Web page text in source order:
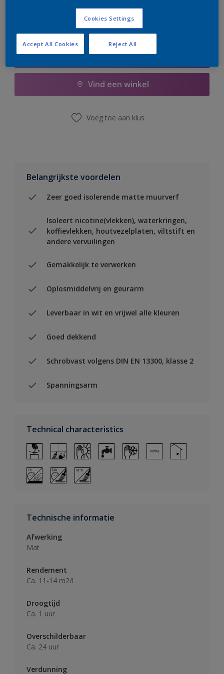
Boodschappenlijst
Vind een winkel
Voeg toe aan klus
Belangrijkste voordelen
Zeer goed isolerende matte muurverf
Isoleert nicotine(vlekken), waterkringen,
koffievlekken, houtvezelplaten, viltstift en
andere vervuilingen
Gemakkelijk te verwerken
Oplosmiddelvrij en geurarm
Leverbaar in wit en vrijwel alle kleuren
Goed dekkend
Schrobvast volgens DIN EN 13300, klasse 2
Spanningsarm
Technical characteristics
Technische informatie
Afwerking
Mat
Rendement
Ca. 11-14 m2/l
Droogtijd
Ca. 1 uur
Overschilderbaar
Ca. 24 uur
Verdunning
Cookies Settings
Reject All
Accept All Cookies